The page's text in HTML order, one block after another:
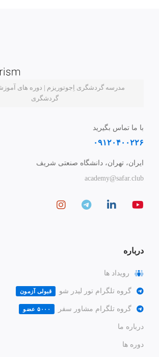
مدرسه گردشگری اِجوتوریزم | دوره های
گردشگری
با ما تماس بگیرید
۰۹۱۲۰۴۰۰۲۲۶
ایران، تهران، دانشگاه صنعتی شریف
academy@safar.club
درباره
رویداد ها
گروه تلگرام تور لیدر شو قبولی آزمون
گروه تلگرام مشاور سفر ۵۰۰۰ عضو
درباره ما
دوره ها